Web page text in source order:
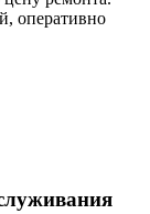
оперативно